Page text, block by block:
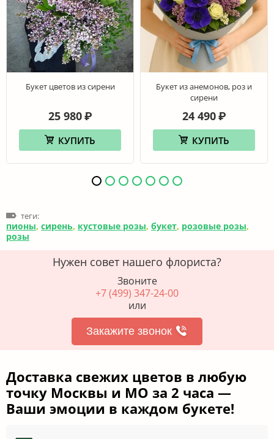
Букет цветов из сирени
25 980 ₽
КУПИТЬ
Букет из анемонов, роз и
сирени
24 490 ₽
КУПИТЬ
теги:
пионы, сирень, кустовые розы, букет, розовые розы,
розы
Нужен совет нашего флориста?
Звоните
+7 (499) 347-24-00
или
Закажите звонок
Доставка свежих цветов в любую
точку Москвы и МО за 2 часа —
Ваши эмоции в каждом букете!